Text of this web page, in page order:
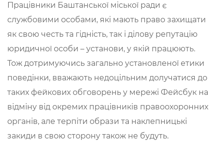
Працівники Баштанської міської ради є
службовими особами, які мають право захищати
як свою честь та гідність, так і ділову репутацію
юридичної особи – установи, у якій працюють.
Тож дотримуючись загально установленої етики
поведінки, вважають недоцільним долучатися до
таких фейкових обговорень у мережі Фейсбук на
відміну від окремих працівників правоохоронних
органів, але терпіти образи та наклепницькі
закиди в свою сторону також не будуть.